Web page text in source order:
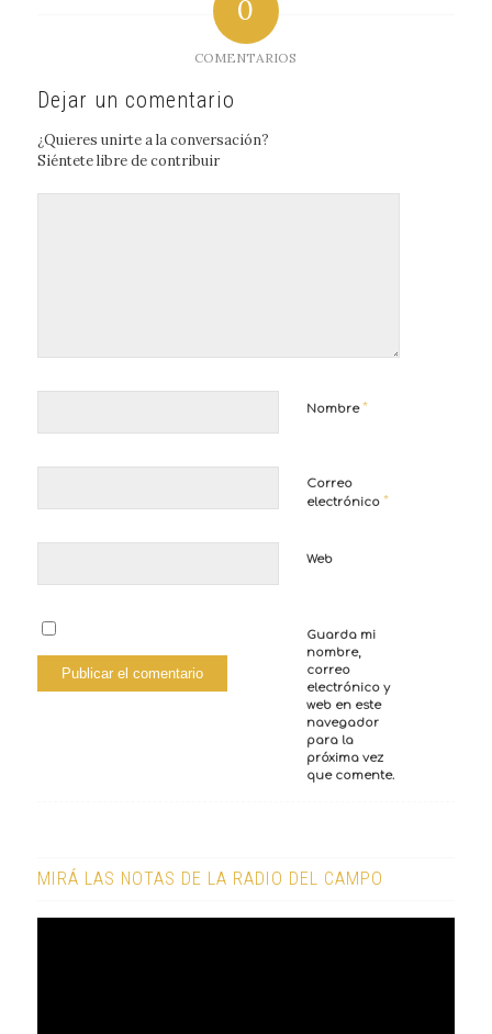
0
COMENTARIOS
Dejar un comentario
¿Quieres unirte a la conversación?
Siéntete libre de contribuir
Nombre*
Correo
electrónico *
Web
Guarda mi
nombre,
correo
electrónico y
web en este
navegador
para la
próxima vez
que comente.
MIRÁ LAS NOTAS DE LA RADIO DEL CAMPO